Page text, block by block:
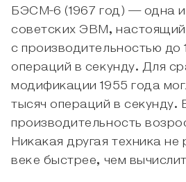
БЭСМ-6 (1967 год) — одна
советских ЭВМ,
с производительностью до
операций в секунду. Для
модификации 1955 года
тысяч операций в секунду.
производительность
Никакая другая техника не
веке быстрее, чем